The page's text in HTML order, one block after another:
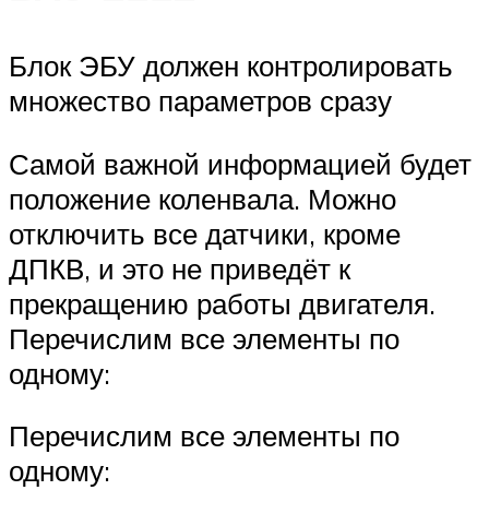
Блок ЭБУ должен контролировать
множество параметров сразу
Самой важной информацией будет
положение коленвала. Можно
отключить все датчики, кроме
ДПКВ, и это не приведёт к
прекращению работы двигателя.
Перечислим все элементы по
одному:
Перечислим все элементы по
одному: